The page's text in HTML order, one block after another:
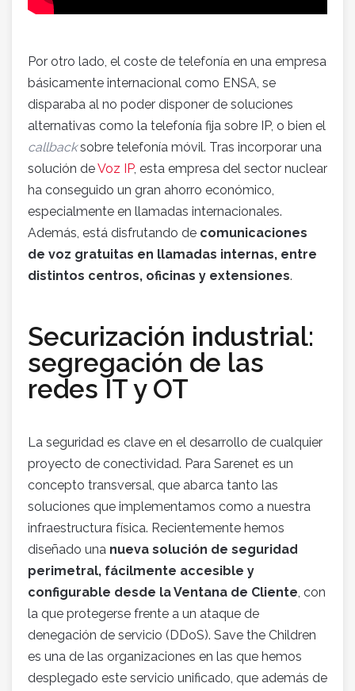
Por otro lado, el coste de telefonía en una empresa
básicamente internacional como ENSA, se
disparaba al no poder disponer de soluciones
alternativas como la telefonía fija sobre IP, o bien el
callbacksobre telefonía móvil. Tras incorporar una
solución deVoz IP, esta empresa del sector nuclear
ha conseguido un gran ahorro económico,
especialmente en llamadas internacionales.
Además, está disfrutando de comunicaciones
de voz gratuitas en llamadas internas, entre
distintos centros, oficinas y extensiones.
Securización industrial:
segregación de las
redes IT y OT
La seguridad es clave en el desarrollo de cualquier
proyecto de conectividad. Para Sarenet es un
concepto transversal, que abarca tanto las
soluciones que implementamos como a nuestra
infraestructura física. Recientemente hemos
diseñado una nueva solución de seguridad
perimetral, fácilmente accesible y
configurable desde la Ventana de Cliente, con
la que protegerse frente a un ataque de
denegación de servicio (DDoS). Save the Children
es una de las organizaciones en las que hemos
desplegado este servicio unificado, que además de